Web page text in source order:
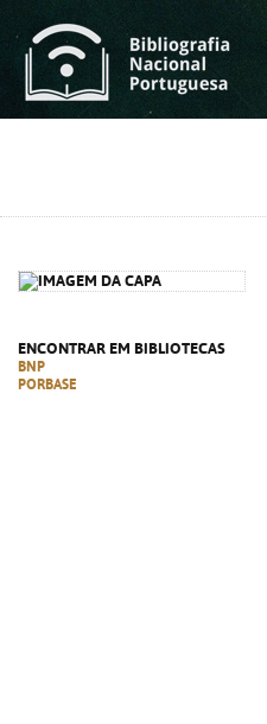
ENCONTRAR EM BIBLIOTECAS
BNP
PORBASE